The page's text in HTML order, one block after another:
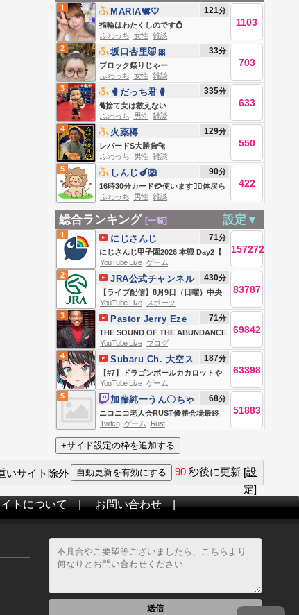
1
指輪はわたくしのです💍
MARIA🕊🤍 121分
1103
ふわっち 女性 雑談
2
ブロック祭りじゃー
坂口杏里🐷🎀 33分
703
ふわっち 女性 雑談
3
🐈捨て女は救えない
🥊だっち君🥊 335分
633
ふわっち 男性 雑談
4
レパードS大勝負🐆
火薬樽 129分
550
ふわっち 男性 雑談
5
16時30分カード💳使います🙇‍♂️体戻ら
ないかなー。
しんじ🍆🦁 90分
422
ふわっち 男性 雑談
総合ランキング [一覧] 設定▼
1
にじさんじ甲子園2026 本戦 Day2【
#にじ甲2026_Day2 】
にじさんじ 71分
157272
YouTube Live ゲーム
2
【ライブ配信】8月9日（日曜）中央
競馬全レース中継（新潟・中京・札
幌）
JRA公式チャンネル 430分
83787
YouTube Live
スポーツ
3
THE SOUND OF THE ABUNDANCE
OF RAIN || SUNDAY SERVICE ||
9TH AUGUST 2026
Pastor Jerry Eze 71分
69842
YouTube Live
ブログ
4
【#7】ドラゴンボールカカロットや
るしゅばああああああああああああ
ああああああああああああああ
あ！！！！！！【ホロライブ/大空ス
Subaru Ch. 大空ス
バル
187分
63398
YouTube Live ゲーム
5
ニコニコ老人会RUST優勝会場最終
日
加藤純一うん〇ちゃ
ん
68分
51883
Twitch ゲーム Rust
いサイト除外 90 秒後に更新 [設
定]
トについて|お問い合わせ|
送信